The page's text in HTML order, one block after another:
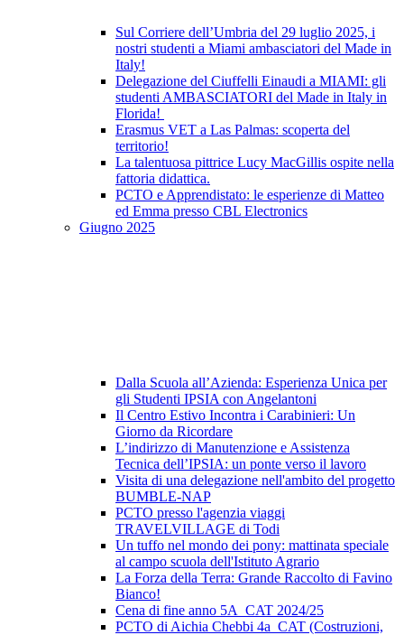
Sul Corriere dell’Umbria del 29 luglio 2025, i
nostri studenti a Miami ambasciatori del Made in
Italy!
Delegazione del Ciuffelli Einaudi a MIAMI: gli
studenti AMBASCIATORI del Made in Italy in
Florida!
Erasmus VET a Las Palmas: scoperta del
territorio!
La talentuosa pittrice Lucy MacGillis ospite nella
fattoria didattica.
PCTO e Apprendistato: le esperienze di Matteo
ed Emma presso CBL Electronics
Giugno 2025
Dalla Scuola all’Azienda: Esperienza Unica per
gli Studenti IPSIA con Angelantoni
Il Centro Estivo Incontra i Carabinieri: Un
Giorno da Ricordare
L’indirizzo di Manutenzione e Assistenza
Tecnica dell’IPSIA: un ponte verso il lavoro
Visita di una delegazione nell'ambito del progetto
BUMBLE-NAP
PCTO presso l'agenzia viaggi
TRAVELVILLAGE di Todi
Un tuffo nel mondo dei pony: mattinata speciale
al campo scuola dell'Istituto Agrario
La Forza della Terra: Grande Raccolto di Favino
Bianco!
Cena di fine anno 5A_CAT 2024/25
PCTO di Aichia Chebbi 4a_CAT (Costruzioni,